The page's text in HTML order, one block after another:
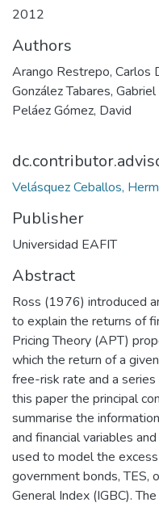
2012
Authors
Arango Restrepo, Carlos
González Tabares,
Peláez Gómez, David
Velásquez Ceballos,
Publisher
Universidad EAFIT
Abstract
Ross (1976) introduced
to explain the returns of
Pricing Theory (APT)
which the return of a
free-risk rate and a series
this paper the principal
summarise the
and financial variables
used to model the
government bonds, TES,
General Index (IGBC).